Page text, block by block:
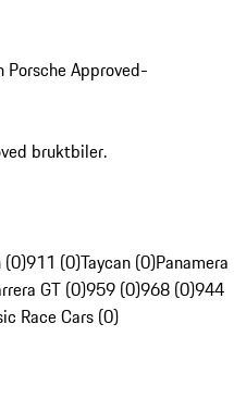
Approved-
bruktbiler.
(0)911 (0)Taycan (0)Panamera
GT (0)959 (0)968 (0)944
Race Cars (0)